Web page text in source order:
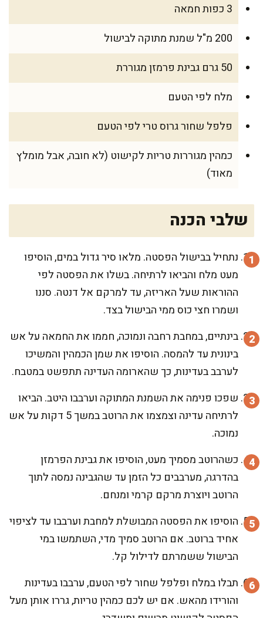
3 כפות חמאה
200 מ"ל שמנת מתוקה לבישול
50 גרם גבינת פרמזן מגוררת
מלח לפי הטעם
פלפל שחור גרוס טרי לפי הטעם
כמהין מגוררות טריות לקישוט (לא חובה, אבל מומלץ
מאוד)
שלבי הכנה
נתחיל בבישול הפסטה. מלאו סיר גדול במים, הוסיפו
מעט מלח והביאו לרתיחה. בשלו את הפסטה לפי
ההוראות שעל האריזה, עד למרקם אל דנטה. סננו
ושמרו חצי כוס ממי הבישול בצד.
בינתיים, במחבת רחבה ונמוכה, חממו את החמאה על אש
בינונית עד להמסה. הוסיפו את שמן הכמהין והמשיכו
לערבב בעדינות, כך שהארומה העדינה תתפשט במטבח.
שפכו פנימה את השמנת המתוקה וערבבו היטב. הביאו
לרתיחה עדינה וצמצמו את הרוטב במשך 5 דקות על אש
נמוכה.
כשהרוטב מסמיך מעט, הוסיפו את גבינת הפרמזן
בהדרגה, מערבבים כל הזמן עד שהגבינה נמסה לתוך
הרוטב ויוצרת מרקם קרמי ומנחם.
הוסיפו את הפסטה המבושלת למחבת וערבבו עד לציפוי
אחיד ברוטב. אם הרוטב סמיך מדי, השתמשו במי
הבישול ששמרתם לדילול קל.
תבלו במלח ופלפל שחור לפי הטעם, ערבבו בעדינות
והורידו מהאש. אם יש לכם כמהין טריות, גררו אותן מעל